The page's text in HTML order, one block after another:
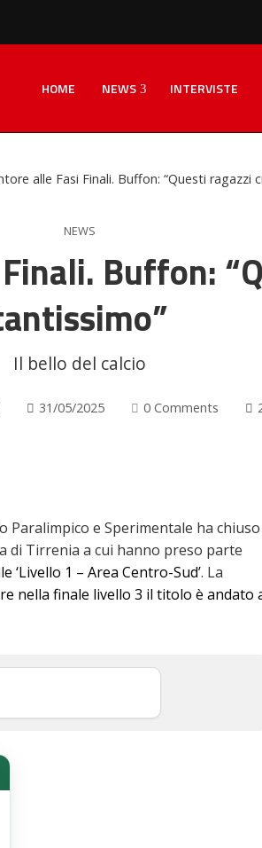
HOME NEWS INTERVISTE
alle Fasi Finali. Buffon: “Questi ragazzi
NEWS
Buffon:
Il bello del calcio
31/05/2025 0 Comments
Paralimpico e Sperimentale ha chiuso
di Tirrenia a cui hanno preso parte
1 – Area Centro-Sud’. La
nella finale livello 3 il titolo è andato